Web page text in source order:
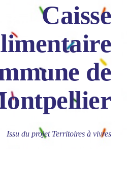
Caisse
de
Issu du projet Territoires à vivres